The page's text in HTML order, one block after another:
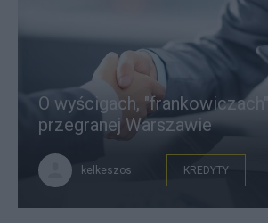
O wyścigach, "frankowiczach" i
przegranej Warszawie
kelkeszos KREDYTY